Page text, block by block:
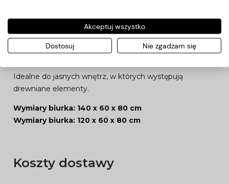
czarnym oraz czarne nogi.
Biurko o bardzo prostej formie, świetnie sprawdzi się w
Idealne do jasnych wnętrz, w których występują
drewniane elementy.
Wymiary biurka: 140 x 60 x 80 cm
Wymiary biurka: 120 x 60 x 80 cm
Koszty dostawy
Akceptuj wszystko
Dostosuj Nie zgadzam się